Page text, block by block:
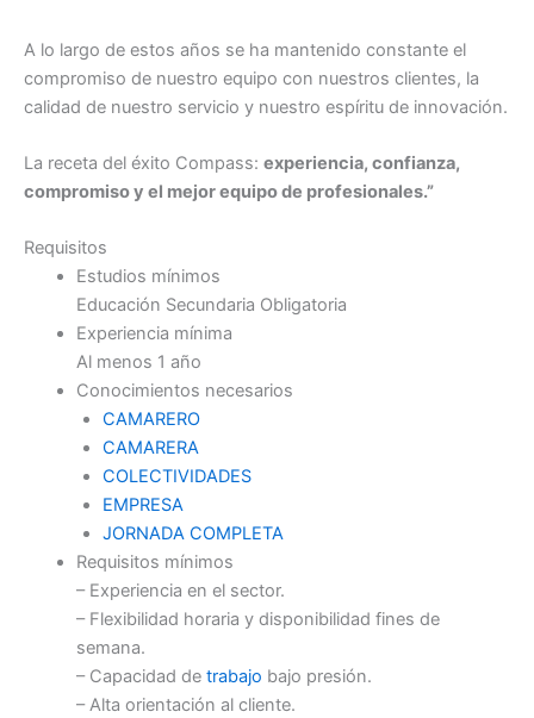
A lo largo de estos años se ha mantenido constante el
compromiso de nuestro equipo con nuestros clientes, la
calidad de nuestro servicio y nuestro espíritu de innovación.
La receta del éxito Compass: experiencia, confianza,
compromiso y el mejor equipo de profesionales.”
Requisitos
Estudios mínimos
Educación Secundaria Obligatoria
Experiencia mínima
Al menos 1 año
Conocimientos necesarios
CAMARERO
CAMARERA
COLECTIVIDADES
EMPRESA
JORNADA COMPLETA
Requisitos mínimos
– Experiencia en el sector.
– Flexibilidad horaria y disponibilidad fines de
semana.
– Capacidad de trabajo bajo presión.
– Alta orientación al cliente.